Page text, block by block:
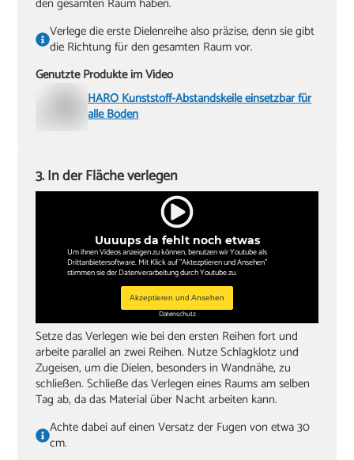
Verlege die erste Dielenreihe also präzise, denn sie gibt
die Richtung für den gesamten Raum vor.
Genutzte Produkte im Video
HARO Kunststoff-Abstandskeile einsetzbar für
alle Böden
Uuuups da fehlt noch etwas
Um ihnen Videos anzeigen zu können, benutzen wir Youtube als
Drittanbietersoftware. Mit Klick auf "Aktezptieren und Ansehen"
stimmen sie der Datenverarbeitung durch Youtube zu.
Akzeptieren und Ansehen
Datenschutz
3. In der Fläche verlegen
Setze das Verlegen wie bei den ersten Reihen fort und
arbeite parallel an zwei Reihen. Nutze Schlagklotz und
Zugeisen, um die Dielen, besonders in Wandnähe, zu
schließen. Schließe das Verlegen eines Raums am selben
Tag ab, da das Material über Nacht arbeiten kann.
Achte dabei auf einen Versatz der Fugen von etwa 30
cm.